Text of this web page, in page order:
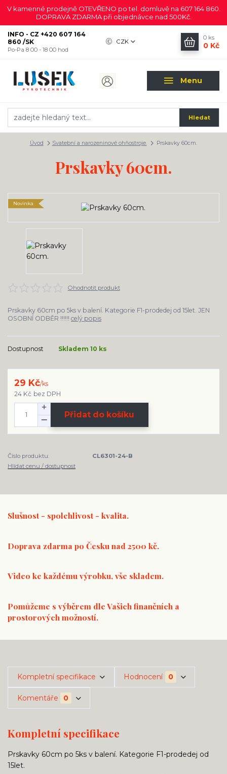
V kamenné prodejně OTEVŘENO po tel. domluvě na 607 164 860.
DOPRAVA ZDARMA při objednávce nad 500Kč.
Menu
CZK
Hledat
INFO - CZ +420 607 164
860 /SK
Po-Pa 8 00 - 18 00 hod
0 ks
0 Kč
Úvod Svatební a narozeninové ohňostroje. Prskavky 60cm.
Prskavky 60cm.
Novinka
Ohodnotit produkt
Prskavky 60cm po 5ks v balení. Kategorie F1-prodedej od 15let. JEN
OSOBNÍ ODBĚR !!!!!! celý popis
Dostupnost Skladem 10 ks
29 Kč/ks
24 Kč bez DPH
Přidat do košíku
Číslo produktu:
CL6301-24-B
Hlídat cenu / dostupnost
Slušnost - spolehlivost - kvalita.
Doprava zdarma po Česku nad 2500 kč.
Video ke každému výrobku, vše skladem.
Pomůžeme s výběrem dle Vašich finančních a
prostorových možností.
Kompletní specifikace Hodnocení 0
Komentáře 0
Kompletní specifikace
Prskavky 60cm po 5ks v balení. Kategorie F1-prodedej od
15let.